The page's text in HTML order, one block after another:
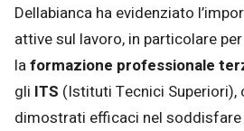
Dellabianca ha evidenziato
attive sul lavoro, in particolare per
laformazione professionale
gli ITS (Istituti Tecnici Superiori),
dimostrati efficaci nel